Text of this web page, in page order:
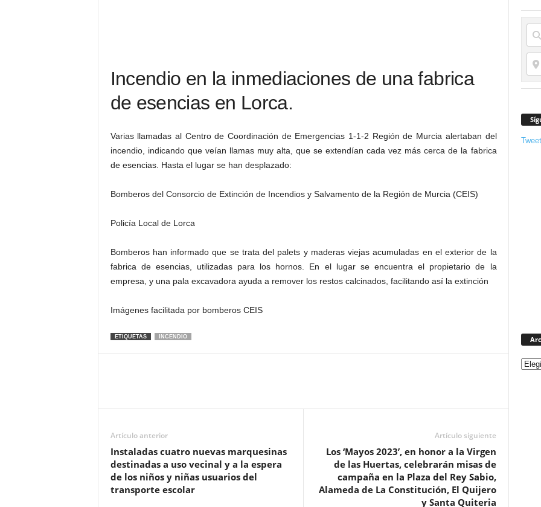
Incendio en la inmediaciones de una fabrica
de esencias en Lorca.
Varias llamadas al Centro de Coordinación de Emergencias 1-1-2 Región de Murcia alertaban del
incendio, indicando que veían llamas muy alta, que se extendían cada vez más cerca de la fabrica
de esencias. Hasta el lugar se han desplazado:
Bomberos del Consorcio de Extinción de Incendios y Salvamento de la Región de Murcia (CEIS)
Policía Local de Lorca
Bomberos han informado que se trata del palets y maderas viejas acumuladas en el exterior de la
fabrica de esencias, utilizadas para los hornos. En el lugar se encuentra el propietario de la
empresa, y una pala excavadora ayuda a remover los restos calcinados, facilitando así la extinción
Imágenes facilitada por bomberos CEIS
ETIQUETAS INCENDIO
Artículo anterior
Instaladas cuatro nuevas marquesinas
destinadas a uso vecinal y a la espera
de los niños y niñas usuarios del
transporte escolar
Artículo siguiente
Los ‘Mayos 2023’, en honor a la Virgen
de las Huertas, celebrarán misas de
campaña en la Plaza del Rey Sabio,
Alameda de La Constitución, El Quijero
y Santa Quiteria